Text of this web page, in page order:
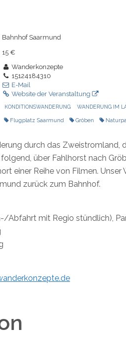
Bahnhof Saarmund
15 €
Wanderkonzepte
15124184310
E-Mail
Website der Veranstaltung
KONDITIONSWANDERUNG WANDERUNG IM
Flugplatz Saarmund Gröben
durch das Zweistromland,
über Fahlhorst nach
einer Reihe von Filmen.
zurück zum Bahnhof.
Abfahrt mit Regio stündlich),